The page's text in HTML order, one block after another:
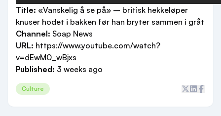
Title: «Vanskelig å se på» – britisk hekkeløper
knuser hodet i bakken før han bryter sammen i gråt
Channel: Soap News
URL: https://www.youtube.com/watch?
v=dEwM0_wBjxs
Published: 3 weeks ago
Culture